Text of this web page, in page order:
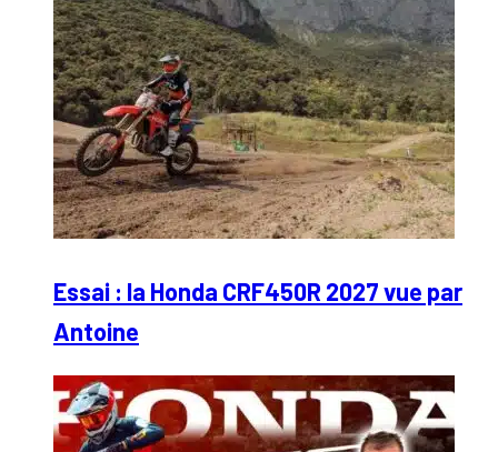
Essai : la Honda CRF450R 2027 vue par
Antoine